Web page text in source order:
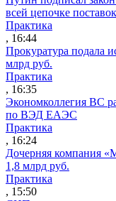
всей цепочке поставок
Практика
, 16:44
Прокуратура подала
млрд руб.
Практика
, 16:35
Экономколлегия ВС
по ВЭД ЕАЭС
Практика
, 16:24
Дочерняя компания
1,8 млрд руб.
Практика
, 15:50